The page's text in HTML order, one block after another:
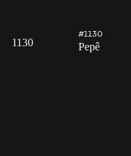
1130
#1130
Pepê